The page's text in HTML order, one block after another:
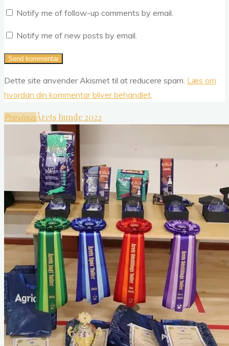
Notify me of follow-up comments by email.
Notify me of new posts by email.
Dette site anvender Akismet til at reducere spam. Læs om
hvordan din kommentar bliver behandlet.
PreviousÅrets hunde 2022